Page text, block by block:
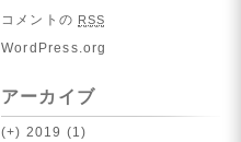
コメントの RSS
WordPress.org
アーカイブ
(+) 2019 (1)